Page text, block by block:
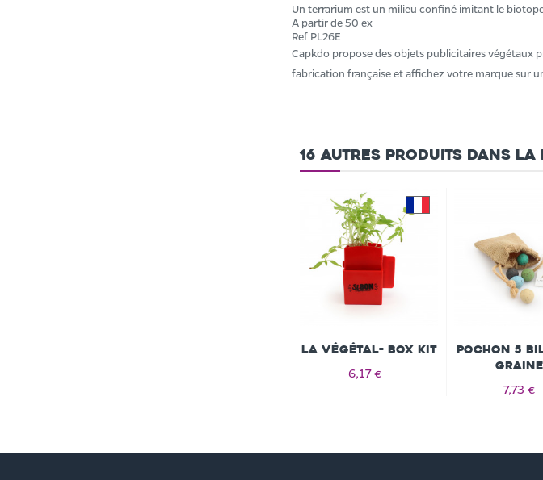
Un terrarium est un milieu confiné imitant le
A partir de 50 ex
Ref PL26E
Capkdo propose des objets publicitaires végétaux
fabrication française et affichez votre marque sur
16 autres produits dans la
La Végétal- Box Kit
6,17 €
Pochon 5
7,73 €